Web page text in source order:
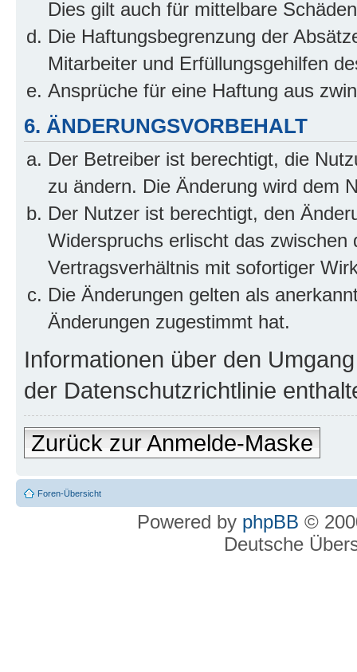
Dies gilt auch für mittelbare
Die Haftungsbegrenzung der
Mitarbeiter und Erfüllungsgehilfen
Ansprüche für eine Haftung aus
6. ÄNDERUNGSVORBEHALT
Der Betreiber ist berechtigt, die
zu ändern. Die Änderung wird dem
Der Nutzer ist berechtigt, den
Widerspruchs erlischt das
Vertragsverhältnis mit sofortiger
Die Änderungen gelten als
Änderungen zugestimmt hat.
Informationen über den
der Datenschutzrichtlinie
Zurück zur Anmelde-Maske
Foren-Übersicht
Powered by phpBB ©
Deutsche